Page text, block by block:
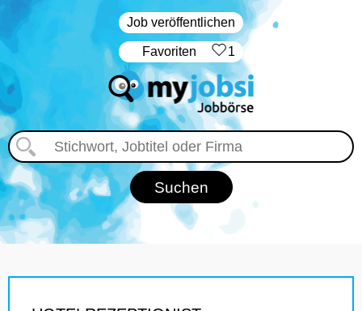
Job veröffentlichen
‏Favoriten 1